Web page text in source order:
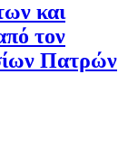
και
τον
Πατρών